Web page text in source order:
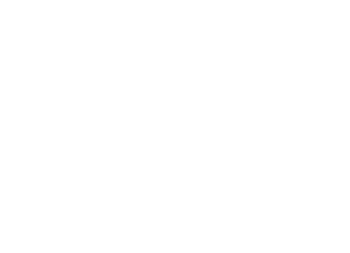
洵 院士）;
雄教授）；
后研究；